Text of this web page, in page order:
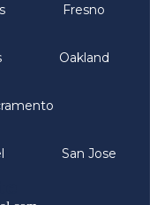
Fresno
Oakland
San Jose